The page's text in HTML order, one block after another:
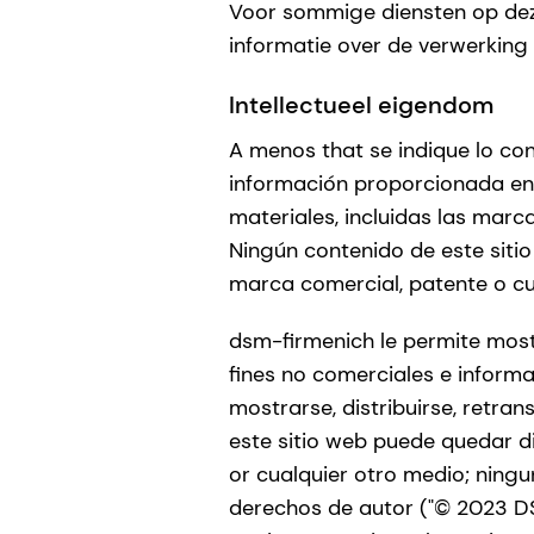
Voor sommige diensten op
informatie over de
Intellectueel eigendom
A menos that se indique lo
información proporcionada
materiales, incluidas las
Ningún contenido de este
marca comercial, patente o
dsm-firmenich le permite
fines no comerciales e
mostrarse, distribuirse,
este sitio web puede quedar
or cualquier otro medio;
derechos de autor ("© 2023